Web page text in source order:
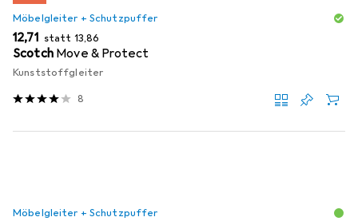
Möbelgleiter + Schutzpuffer
EUR
12,71 statt EUR
13,86
Scotch Move & Protect
Kunststoffgleiter
8
Möbelgleiter + Schutzpuffer